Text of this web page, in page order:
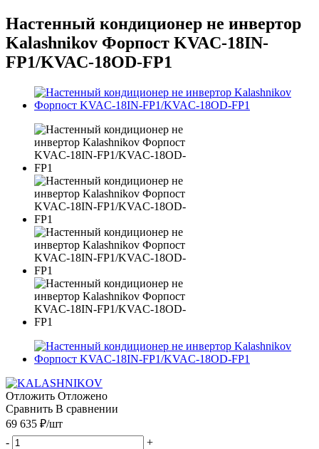
Настенный кондиционер не инвертор
Kalashnikov Форпост KVAC-18IN-
FP1/KVAC-18OD-FP1
Отложить Отложено
Сравнить В сравнении
69 635 ₽/шт
-
+